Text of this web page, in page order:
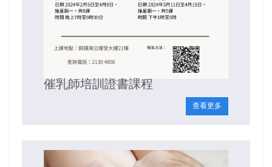
催乳師培訓證書課程
查看更多